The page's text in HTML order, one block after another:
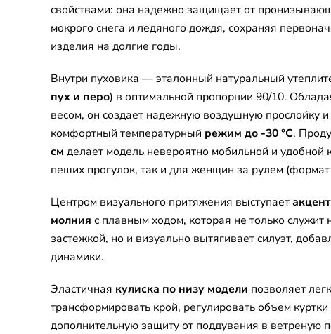
свойствами: она надежно защищает от
мокрого снега и ледяного дождя, сохраняя
изделия на долгие годы.
Внутри пуховика — эталонный натуральный
пух и перо) в оптимальной пропорции 90/10.
весом, он создает надежную воздушную прослойку и
комфортный температурный режим до -30 °C.
см делает модель невероятно мобильной и удобной
пеших прогулок, так и для женщин за рулем (формат
Центром визуального притяжения выступает
молния с плавным ходом, которая не только служит
застежкой, но и визуально вытягивает силуэт,
динамики.
Эластичная кулиска по низу модели позволяет
трансформировать крой, регулировать объем
дополнительную защиту от поддувания в ветреную